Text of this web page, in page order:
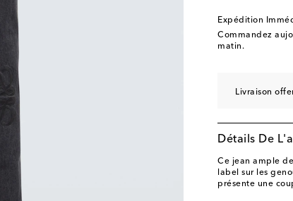
Expédition
Commandez
matin.
Livraison
Détails De
Ce jean ample
label sur les
présente une